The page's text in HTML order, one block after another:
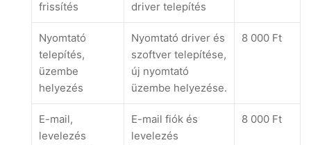
frissítés driver telepítés
Nyomtató
telepítés,
üzembe
helyezés
Nyomtató driver és
szoftver telepítése,
új nyomtató
üzembe helyezése.
8 000 Ft
E-mail,
levelezés
E-mail fiók és
levelezés
8 000 Ft